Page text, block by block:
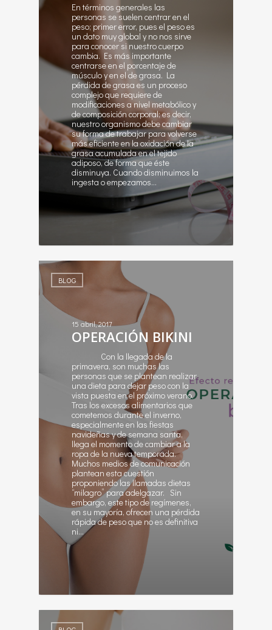
En términos generales las
personas se suelen centrar en el
peso; primer error, pues el peso es
un dato muy global y no nos sirve
para conocer si nuestro cuerpo
cambia. Es más importante
centrarse en el porcentaje de
músculo y en el de grasa. La
pérdida de grasa es un proceso
complejo que requiere de
modificaciones a nivel metabólico y
de composición corporal; es decir,
nuestro organismo debe cambiar
su forma de trabajar para volverse
más eficiente en la oxidación de la
grasa acumulada en el tejido
adiposo, de forma que éste
disminuya. Cuando disminuimos la
ingesta o empezamos…
BLOG
15 abril, 2017
OPERACIÓN BIKINI
Con la llegada de la
primavera, son muchas las
personas que se plantean realizar
una dieta para dejar peso con la
vista puesta en el próximo verano.
Tras los excesos alimentarios que
cometemos durante el inverno,
especialmente en las fiestas
navideñas y de semana santa,
llega el momento de cambiar a la
ropa de la nueva temporada.
Muchos medios de comunicación
plantean esta cuestión
proponiendo las llamadas dietas
“milagro” para adelgazar. Sin
embargo, este tipo de regímenes,
en su mayoría, ofrecen una pérdida
rápida de peso que no es definitiva
ni…